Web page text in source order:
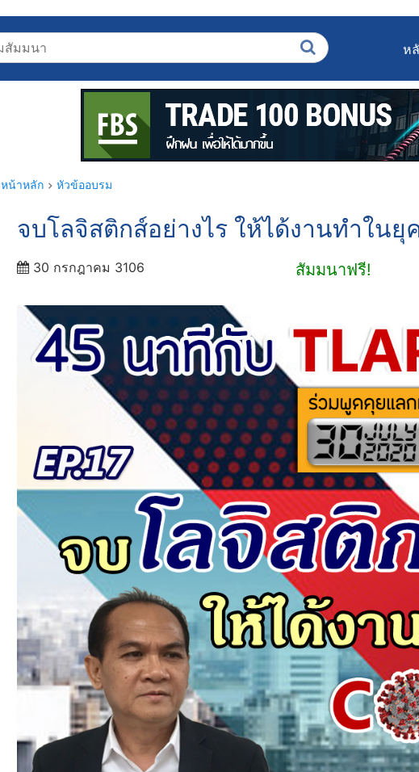
ห
หน้าหลัก หัวข้ออบรม
จบโลจิสติกส์อย่างไร ให้ได้งานทำในยุ
30 กรกฎาคม 3106 สัมมนาฟรี!